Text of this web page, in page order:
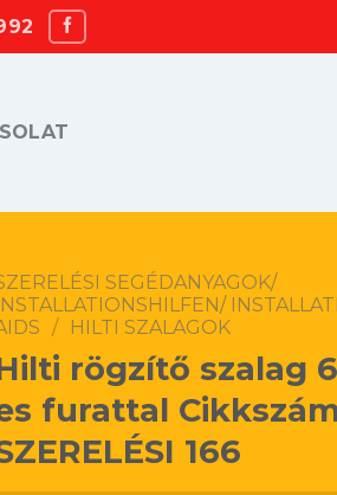
SEGÉDANYAGOK/
/ HILTI SZALAGOK
rögzítő szalag
furattal
166